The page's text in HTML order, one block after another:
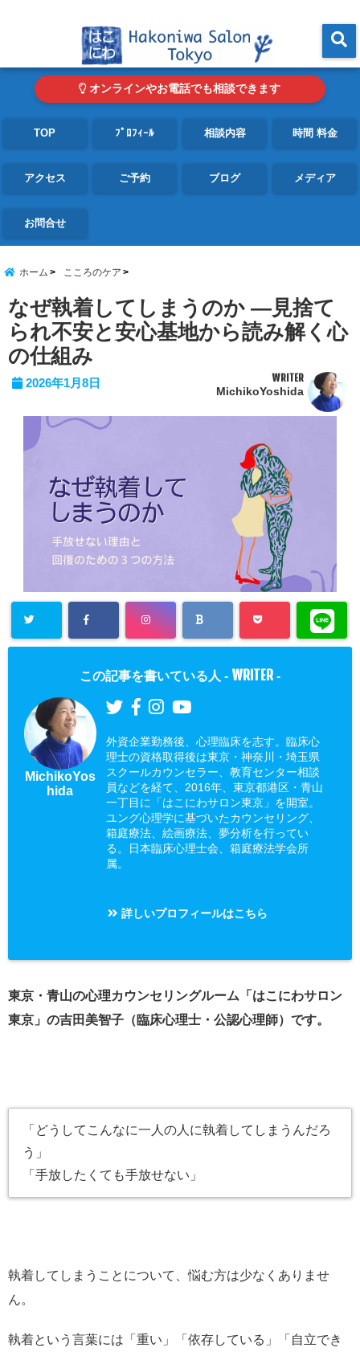
オンラインやお電話でも相談できます
TOP ﾌﾟﾛﾌｨｰﾙ 相談内容 時間 料金
アクセス ご予約 ブログ メディア
お問合せ
ホーム こころのケア
なぜ執着してしまうのか ―見捨て
られ不安と安心基地から読み解く心
の仕組み
2026年1月8日 WRITER
MichikoYoshida
この記事を書いている人 - WRITER -
MichikoYos
hida
外資企業勤務後、心理臨床を志す。臨床心
理士の資格取得後は東京・神奈川・埼玉県
スクールカウンセラー、教育センター相談
員などを経て、2016年、東京都港区・青山
一丁目に「はこにわサロン東京」を開室。
ユング心理学に基づいたカウンセリング、
箱庭療法、絵画療法、夢分析を行ってい
る。日本臨床心理士会、箱庭療法学会所
属。
詳しいプロフィールはこちら
東京・青山の心理カウンセリングルーム「はこにわサロン
東京」の吉田美智子（臨床心理士・公認心理師）です。
「どうしてこんなに一人の人に執着してしまうんだろ
う」
「手放したくても手放せない」
執着してしまうことについて、悩む方は少なくありませ
ん。
執着という言葉には「重い」「依存している」「自立でき